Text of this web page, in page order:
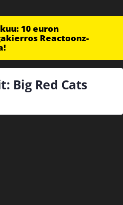
10 euron
Reactoonz-
Big Red Cats